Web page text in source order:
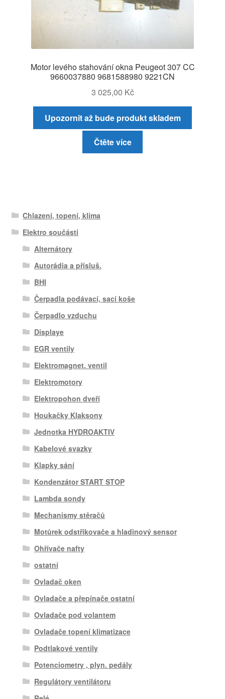
Motor levého stahování okna Peugeot 307 CC
9660037880 9681588980 9221CN
3 025,00 Kč
Upozornit až bude produkt skladem
Čtěte více
Chlazení, topení, klima
Elektro součásti
Alternátory
Autorádia a přísluš.
BHI
Čerpadla podávací, sací koše
Čerpadlo vzduchu
Displaye
EGR ventily
Elektromagnet. ventil
Elektromotory
Elektropohon dveří
Houkačky Klaksony
Jednotka HYDROAKTIV
Kabelové svazky
Klapky sání
Kondenzátor START STOP
Lambda sondy
Mechanismy stěračů
Motůrek odstřikovače a hladinový sensor
Ohřívače nafty
ostatní
Ovladač oken
Ovladače a přepínače ostatní
Ovladače pod volantem
Ovladače topení klimatizace
Podtlakové ventily
Potenciometry , plyn. pedály
Regulátory ventilátoru